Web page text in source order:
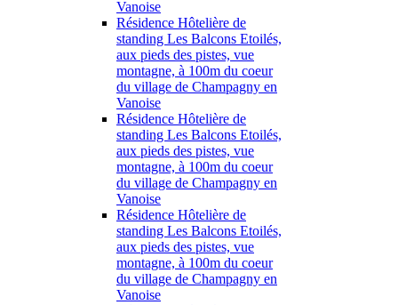
Vanoise
Résidence Hôtelière de
standing Les Balcons Etoilés,
aux pieds des pistes, vue
montagne, à 100m du coeur
du village de Champagny en
Vanoise
Résidence Hôtelière de
standing Les Balcons Etoilés,
aux pieds des pistes, vue
montagne, à 100m du coeur
du village de Champagny en
Vanoise
Résidence Hôtelière de
standing Les Balcons Etoilés,
aux pieds des pistes, vue
montagne, à 100m du coeur
du village de Champagny en
Vanoise